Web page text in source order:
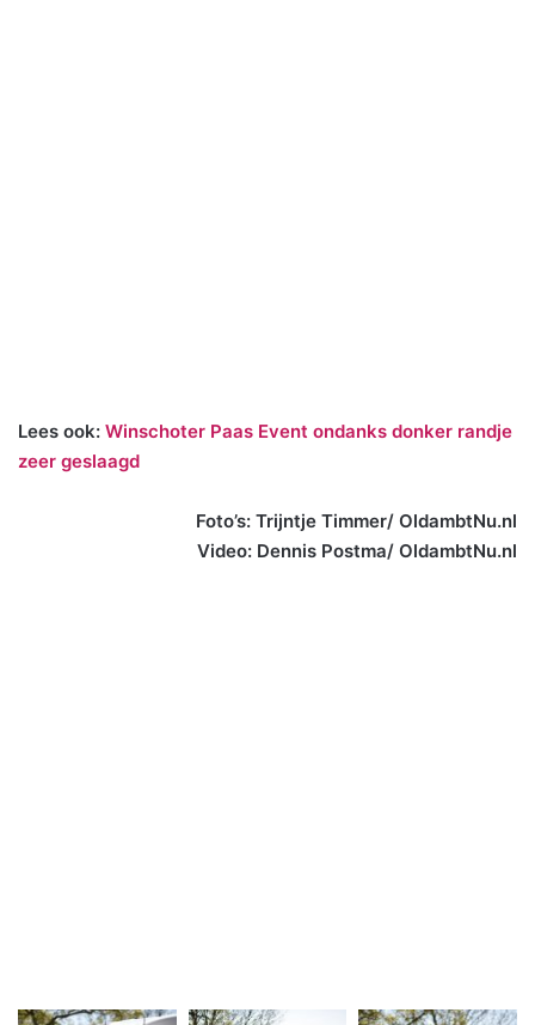
Lees ook: Winschoter Paas Event ondanks donker randje
zeer geslaagd
Foto’s: Trijntje Timmer/ OldambtNu.nl
Video: Dennis Postma/ OldambtNu.nl